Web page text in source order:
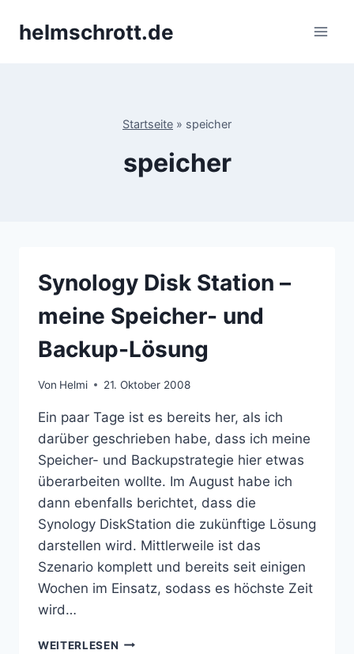
Inhalthelmschrott.de
Startseite » speicher
speicher
Synology Disk Station –
meine Speicher- und
Backup-Lösung
Von Helmi 21. Oktober 2008
Ein paar Tage ist es bereits her, als ich
darüber geschrieben habe, dass ich meine
Speicher- und Backupstrategie hier etwas
überarbeiten wollte. Im August habe ich
dann ebenfalls berichtet, dass die
Synology DiskStation die zukünftige Lösung
darstellen wird. Mittlerweile ist das
Szenario komplett und bereits seit einigen
Wochen im Einsatz, sodass es höchste Zeit
wird…
WEITERLESEN SYNOLOGY